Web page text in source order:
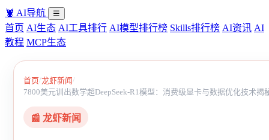
🦞 AI导航 ☰
首页 AI生态 AI工具排行 AI模型排行榜 Skills排行榜 AI资讯 AI
教程 MCP生态
首页/龙虾新闻 /
7800美元训出数学超DeepSeek-R1模型：消费级显卡与数据优化技术揭
📰 龙虾新闻